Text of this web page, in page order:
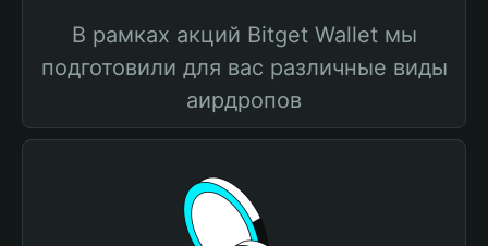
В рамках акций Bitget Wallet мы
подготовили для вас различные виды
аирдропов